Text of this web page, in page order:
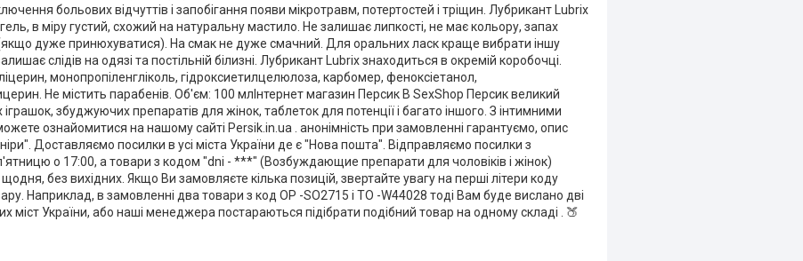
больових відчуттів і запобігання появи мікротравм, потертостей і тріщин. Лубрикант Lubrix
в міру густий, схожий на натуральну мастило. Не залишає липкості, не має кольору, запах
дуже принюхуватися). На смак не дуже смачний. Для оральних ласк краще вибрати іншу
слідів на одязі та постільній білизні. Лубрикант Lubrix знаходиться в окремій коробочці.
монопропіленгліколь, гідроксиетилцелюлоза, карбомер, феноксіетанол,
Не містить парабенів. Об'єм: 100 млІнтернет магазин Персик В SexShop Персик великий
іграшок, збуджуючих препаратів для жінок, таблеток для потенції і багато іншого. З інтимними
ознайомитися на нашому сайті Persik.in.ua . анонімність при замовленні гарантуємо, опис
Доставляємо посилки в усі міста України де є "Нова пошта". Відправляємо посилки з
о 17:00, а товари з кодом "dni - ***" (Возбуждающие препарати для чоловіків і жінок)
без вихідних. Якщо Ви замовляєте кілька позицій, звертайте увагу на перші літери коду
Наприклад, в замовленні два товари з код OP -SO2715 і TO -W44028 тоді Вам буде вислано дві
міст України, або наші менеджера постараються підібрати подібний товар на одному складі . 🍑